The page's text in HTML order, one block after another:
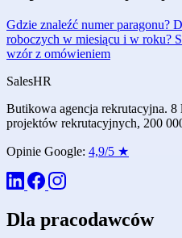
Gdzie znaleźć numer paragonu?
roboczych w miesiącu i w roku?
wzór z omówieniem
SalesHR
Butikowa agencja rekrutacyjna.
projektów rekrutacyjnych, 200
Opinie Google: 4,9/5 ★
Dla pracodawców